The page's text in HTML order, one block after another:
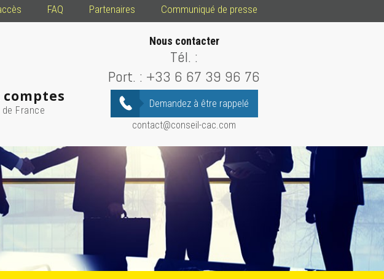
FAQ Partenaires Communiqué de presse
France
Nous contacter
Tél. :
Port. : +33 6 67 39 96 76
Demandez à être rappelé
contact@conseil-cac.com